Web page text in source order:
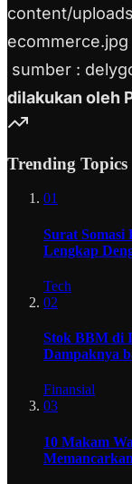
sumber :
dilakukan oleh
Trending Topics
01
Surat Somasi
Lengkap
Tech
02
Stok BBM di
Dampaknya
Finansial
03
10 Makam